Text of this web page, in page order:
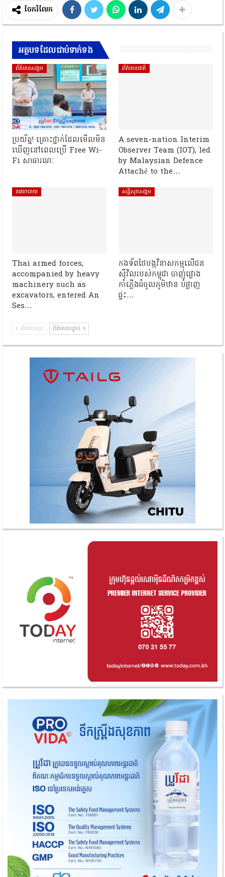
ចែករំលែក
អត្ថបទដែលជាប់ទាក់ទង
ព័ត៍មានសង្គម
ប្រយ័ត្ន! គ្រោះថ្នាក់ដែលមើលមិន
ឃើញនៅពេលប្រើ Free Wi-
Fi សាធារណៈ
ព័ត៌មានជាតិ
A seven-nation Interim
Observer Team (IOT), led
by Malaysian Defence
Attaché to the…
នយោបាយ
Thai armed forces,
accompanied by heavy
machinery such as
excavators, entered An
Ses…
សន្តិសុខសង្គម
កងទ័ពថៃបង្កវិនាសកម្មលើជន
ស៊ីវិលរបស់កម្ពុជា បាញ់ផ្លោង
កាំភ្លើងធំចូលភូមិឋាន បំផ្លាញ
ផ្ទះ…
ព័ត៌មានមុន ព័ត៌មានបន្ទាប់